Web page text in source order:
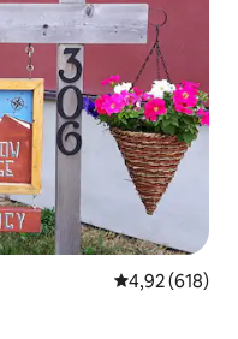
Gemiddelde
4,92 (618)